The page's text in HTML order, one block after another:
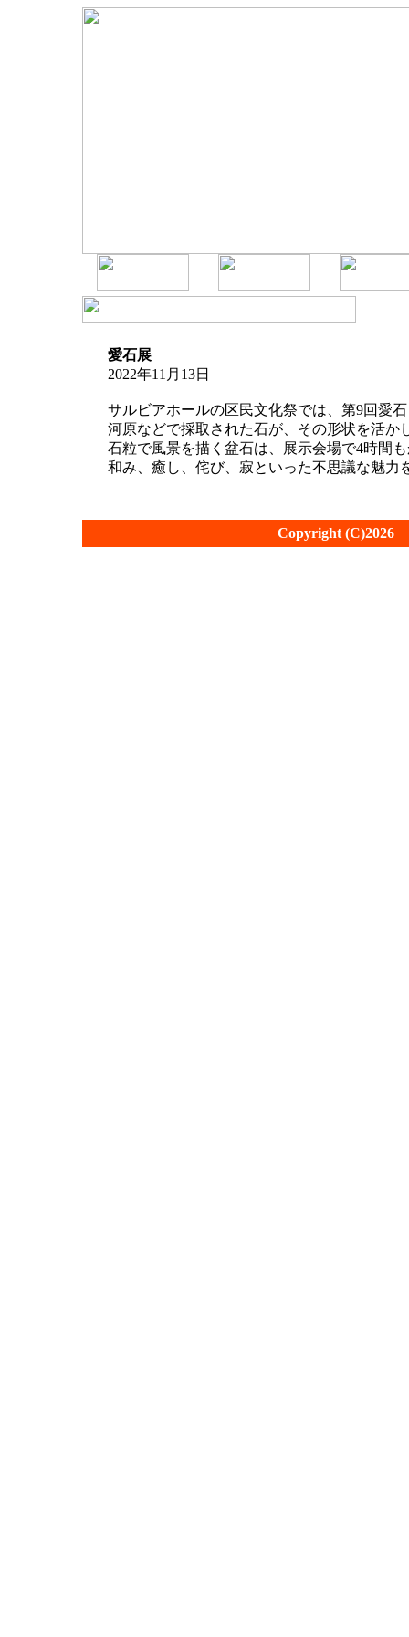
愛石展
2022年11月13日
サルビアホールの区民文化祭では、第9回愛
河原などで採取された石が、その形状を活
石粒で風景を描く盆石は、展示会場で4時間
和み、癒し、侘び、寂といった不思議な魅力
Copyright (C)2026